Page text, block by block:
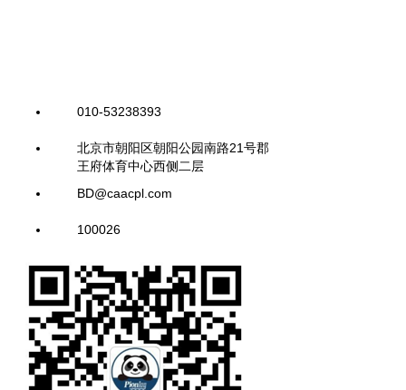
010-53238393
北京市朝阳区朝阳公园南路21号郡
王府体育中心西侧二层
BD@caacpl.com
100026